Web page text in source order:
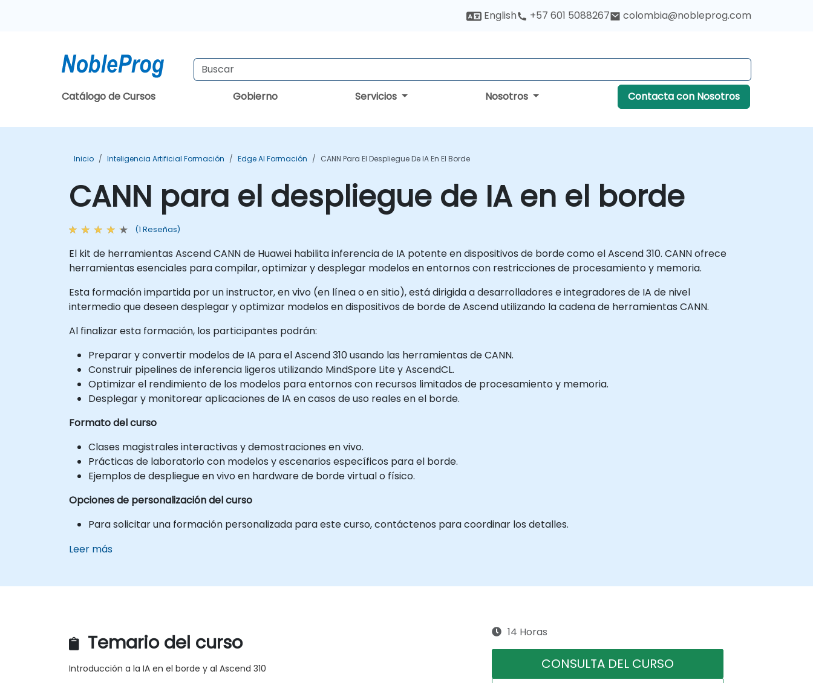
English +57 601 5088267 colombia@nobleprog.com
Catálogo de Cursos Gobierno Servicios Nosotros Contacta con Nosotros
Inicio Inteligencia Artificial Formación Edge AI Formación CANN Para El Despliegue De IA En El Borde
CANN para el despliegue de IA en el borde
(1 Reseñas)
El kit de herramientas Ascend CANN de Huawei habilita inferencia de IA potente en dispositivos de borde como el Ascend 310. CANN ofrece
herramientas esenciales para compilar, optimizar y desplegar modelos en entornos con restricciones de procesamiento y memoria.
Esta formación impartida por un instructor, en vivo (en línea o en sitio), está dirigida a desarrolladores e integradores de IA de nivel
intermedio que deseen desplegar y optimizar modelos en dispositivos de borde de Ascend utilizando la cadena de herramientas CANN.
Al finalizar esta formación, los participantes podrán:
Preparar y convertir modelos de IA para el Ascend 310 usando las herramientas de CANN.
Construir pipelines de inferencia ligeros utilizando MindSpore Lite y AscendCL.
Optimizar el rendimiento de los modelos para entornos con recursos limitados de procesamiento y memoria.
Desplegar y monitorear aplicaciones de IA en casos de uso reales en el borde.
Formato del curso
Clases magistrales interactivas y demostraciones en vivo.
Prácticas de laboratorio con modelos y escenarios específicos para el borde.
Ejemplos de despliegue en vivo en hardware de borde virtual o físico.
Opciones de personalización del curso
Para solicitar una formación personalizada para este curso, contáctenos para coordinar los detalles.
Leer más
Temario del curso
Introducción a la IA en el borde y al Ascend 310
14 Horas
CONSULTA DEL CURSO